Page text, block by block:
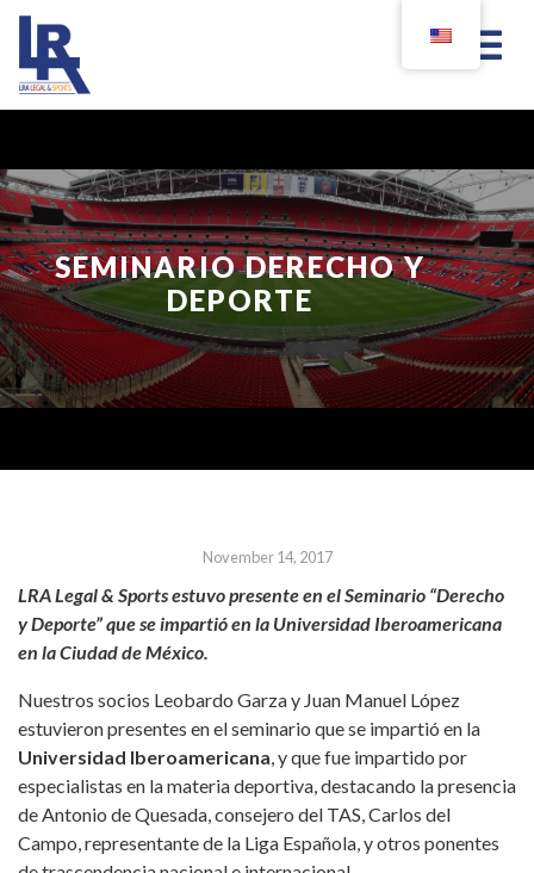
SEMINARIO DERECHO Y
DEPORTE
November 14, 2017
LRA Legal & Sports estuvo presente en el Seminario “Derecho
y Deporte” que se impartió en la Universidad Iberoamericana
en la Ciudad de México.
Nuestros socios Leobardo Garza y Juan Manuel López
estuvieron presentes en el seminario que se impartió en la
Universidad Iberoamericana, y que fue impartido por
especialistas en la materia deportiva, destacando la presencia
de Antonio de Quesada, consejero del TAS, Carlos del
Campo, representante de la Liga Española, y otros ponentes